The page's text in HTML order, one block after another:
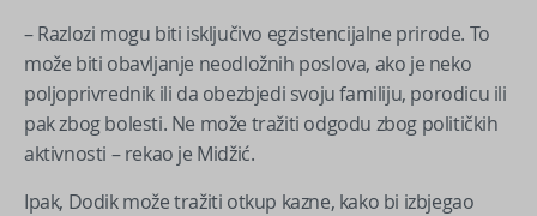
– Razlozi mogu biti isključivo egzistencijalne prirode. To
može biti obavljanje neodložnih poslova, ako je neko
poljoprivrednik ili da obezbjedi svoju familiju, porodicu ili
pak zbog bolesti. Ne može tražiti odgodu zbog političkih
aktivnosti – rekao je Midžić.
Ipak, Dodik može tražiti otkup kazne, kako bi izbjegao